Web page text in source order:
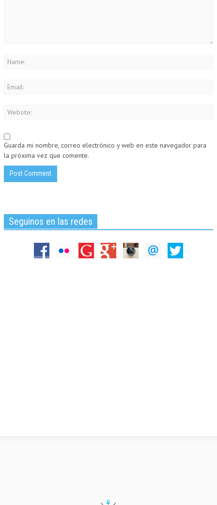
Guarda mi nombre, correo electrónico y web en este navegador para
la próxima vez que comente.
Seguinos en las redes